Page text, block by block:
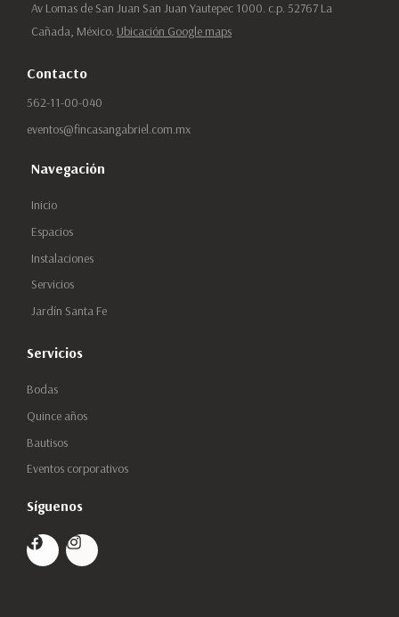
Av Lomas de San Juan San Juan Yautepec 1000. c.p. 52767 La
Cañada, México. Ubicación Google maps
Contacto
562-11-00-040
eventos@fincasangabriel.com.mx
Navegación
Inicio
Espacios
Instalaciones
Servicios
Jardín Santa Fe
Servicios
Bodas
Quince años
Bautisos
Eventos corporativos
Síguenos